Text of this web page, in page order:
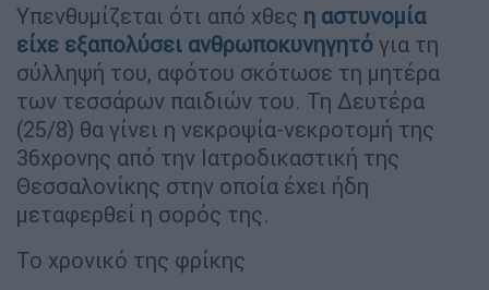
Υπενθυμίζεται ότι από χθες η αστυνομία
είχε εξαπολύσει ανθρωποκυνηγητό για τη
σύλληψή του, αφότου σκότωσε τη μητέρα
των τεσσάρων παιδιών του. Τη Δευτέρα
(25/8) θα γίνει η νεκροψία-νεκροτομή της
36χρονης από την Ιατροδικαστική της
Θεσσαλονίκης στην οποία έχει ήδη
μεταφερθεί η σορός της.
Το χρονικό της φρίκης